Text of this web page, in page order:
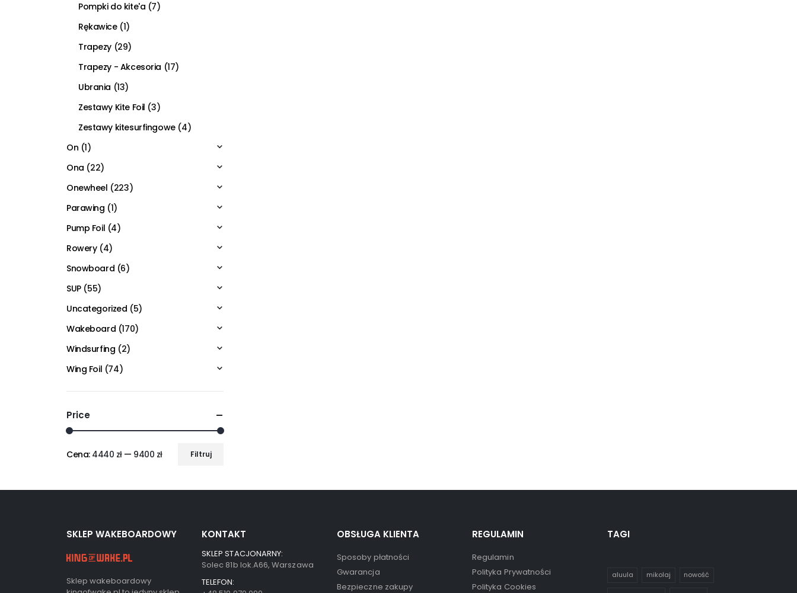
Pompki do kite'a (7)
Rękawice (1)
Trapezy (29)
Trapezy - Akcesoria (17)
Ubrania (13)
Zestawy Kite Foil (3)
Zestawy kitesurfingowe (4)
On (1)
Ona (22)
Onewheel (223)
Parawing (1)
Pump Foil (4)
Rowery (4)
Snowboard (6)
SUP (55)
Uncategorized (5)
Wakeboard (170)
Windsurfing (2)
Wing Foil (74)
Price
Filtruj
Cena: 4440 zł— 9400 zł
SKLEP WAKEBOARDOWY
Sklep wakeboardowy
KONTAKT
SKLEP STACJONARNY:
Solec 81b lok.A66, Warszawa
TELEFON:
OBSŁUGA KLIENTA
Sposoby płatności
Gwarancja
Bezpieczne zakupy
REGULAMIN
Regulamin
Polityka Prywatności
Polityka Cookies
TAGI
aluula mikolaj nowość